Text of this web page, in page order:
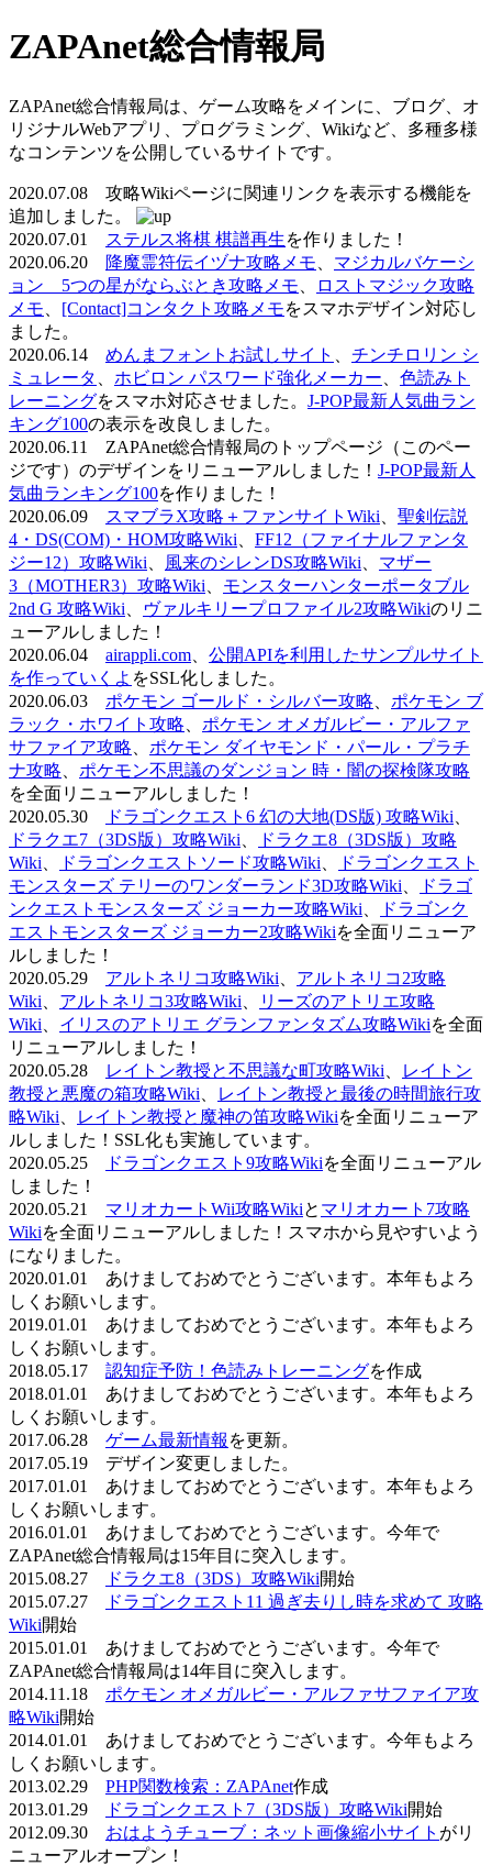
ZAPAnet総合情報局
ZAPAnet総合情報局は、ゲーム攻略をメインに、ブログ、オ
リジナルWebアプリ、プログラミング、Wikiなど、多種多様
なコンテンツを公開しているサイトです。
2020.07.08 攻略Wikiページに関連リンクを表示する機能を
追加しました。
2020.07.01
ステルス将棋 棋譜再生を作りました！
2020.06.20
降魔霊符伝イヅナ攻略メモ
マジカルバケーシ
ョン 5つの星がならぶとき攻略メモ
ロストマジック攻略
メモ
[Contact]コンタクト攻略メモをスマホデザイン対応し
ました。
2020.06.14 めんまフォントお試しサイト
チンチロリン シ
ミュレータ
ホビロン パスワード強化メーカー
色読みト
レーニングをスマホ対応させました。 J-POP最新人気曲ラン
キング100の表示を改良しました。
2020.06.11 ZAPAnet総合情報局のトップページ（このペー
ジです）のデザインをリニューアルしました！ J-POP最新人
気曲ランキング100を作りました！
2020.06.09
スマブラX攻略＋ファンサイトWiki
聖剣伝説
4・DS(COM)・HOM攻略Wiki
FF12（ファイナルファンタ
ジー12）攻略Wiki
風来のシレンDS攻略Wiki
マザー
3（MOTHER3）攻略Wiki
モンスターハンターポータブル
2nd G 攻略Wiki
ヴァルキリープロファイル2攻略Wikiのリニ
ューアルしました！
2020.06.04 airappli.com
公開APIを利用したサンプルサイト
を作っていくよ をSSL化しました。
2020.06.03 ポケモン ゴールド・シルバー攻略
ポケモン ブ
ラック・ホワイト攻略
ポケモン オメガルビー・アルファ
サファイア攻略
ポケモン ダイヤモンド・パール・プラチ
ナ攻略
ポケモン不思議のダンジョン 時・闇の探検隊攻略
を全面リニューアルしました！
2020.05.30
ドラゴンクエスト6 幻の大地(DS版) 攻略Wiki
ドラクエ7（3DS版）攻略Wiki
ドラクエ8（3DS版）攻略
Wiki
ドラゴンクエストソード攻略Wiki
ドラゴンクエスト
モンスターズ テリーのワンダーランド3D攻略Wiki
ドラゴ
ンクエストモンスターズ ジョーカー攻略Wiki
ドラゴンク
エストモンスターズ ジョーカー2攻略Wikiを全面リニューア
ルしました！
2020.05.29 アルトネリコ攻略Wiki
アルトネリコ2攻略
Wiki
アルトネリコ3攻略Wiki
リーズのアトリエ攻略
Wiki
イリスのアトリエ グランファンタズム攻略Wikiを全面
リニューアルしました！
2020.05.28
レイトン教授と不思議な町攻略Wiki
レイトン
教授と悪魔の箱攻略Wiki
レイトン教授と最後の時間旅行攻
略Wiki
レイトン教授と魔神の笛攻略Wikiを全面リニューア
ルしました！SSL化も実施しています。
2020.05.25
ドラゴンクエスト9攻略Wikiを全面リニューアル
しました！
2020.05.21 マリオカートWii攻略Wikiと マリオカート7攻略
Wikiを全面リニューアルしました！スマホから見やすいよう
になりました。
2020.01.01 あけましておめでとうございます。本年もよろ
しくお願いします。
2019.01.01 あけましておめでとうございます。本年もよろ
しくお願いします。
2018.05.17 認知症予防！色読みトレーニングを作成
2018.01.01 あけましておめでとうございます。本年もよろ
しくお願いします。
2017.06.28 ゲーム最新情報 を更新。
2017.05.19 デザイン変更しました。
2017.01.01 あけましておめでとうございます。本年もよろ
しくお願いします。
2016.01.01 あけましておめでとうございます。今年で
ZAPAnet総合情報局は15年目に突入します。
2015.08.27
ドラクエ8（3DS）攻略Wiki開始
2015.07.27
ドラゴンクエスト11 過ぎ去りし時を求めて 攻略
Wiki開始
2015.01.01 あけましておめでとうございます。今年で
ZAPAnet総合情報局は14年目に突入します。
2014.11.18 ポケモン オメガルビー・アルファサファイア攻
略Wiki開始
2014.01.01 あけましておめでとうございます。今年もよろ
しくお願いします。
2013.02.29 PHP関数検索：ZAPAnet作成
2013.01.29
ドラゴンクエスト7（3DS版）攻略Wiki開始
2012.09.30 おはようチューブ：ネット画像縮小サイト がリ
ニューアルオープン！